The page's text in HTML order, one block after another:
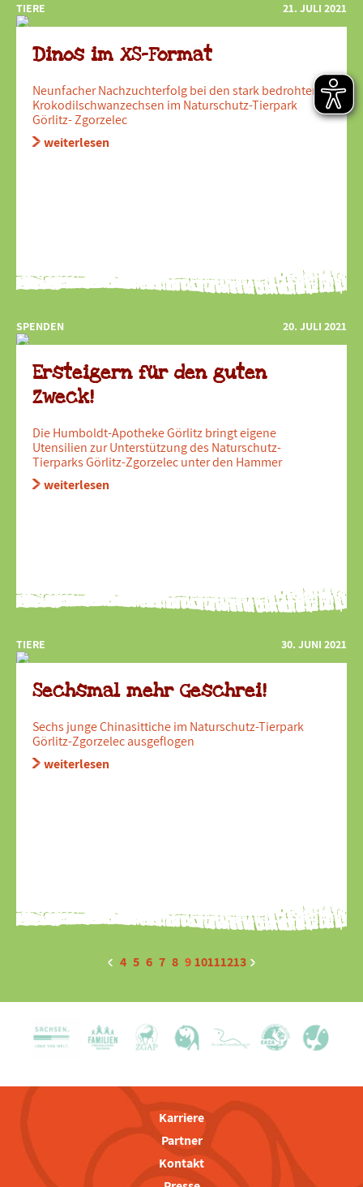
TIERE 21. JULI 2021
Dinos im XS-Format
Neunfacher Nachzuchterfolg bei den stark bedrohten
Krokodilschwanzechsen im Naturschutz-Tierpark
Görlitz- Zgorzelec
weiterlesen
SPENDEN 20. JULI 2021
Ersteigern für den guten
Zweck!
Die Humboldt-Apotheke Görlitz bringt eigene
Utensilien zur Unterstützung des Naturschutz-
Tierparks Görlitz-Zgorzelec unter den Hammer
weiterlesen
TIERE 30. JUNI 2021
Sechsmal mehr Geschrei!
Sechs junge Chinasittiche im Naturschutz-Tierpark
Görlitz-Zgorzelec ausgeflogen
weiterlesen
4 5 6 7 8 910111213
Karriere
Partner
Kontakt